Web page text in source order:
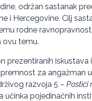
održan sastanak
i Hercegovine. Cilj
rodne
ovu temu.
prezentiranih
za angažman
razvoja 5 – Postići
učinka pojedinačnih